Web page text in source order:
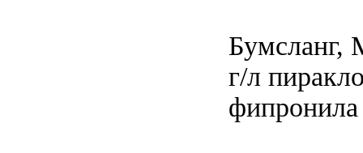
Бумсланг,
г/л